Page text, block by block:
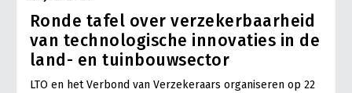
Ronde tafel over verzekerbaarheid
van technologische innovaties in de
land- en tuinbouwsector
LTO en het Verbond van Verzekeraars organiseren op 22